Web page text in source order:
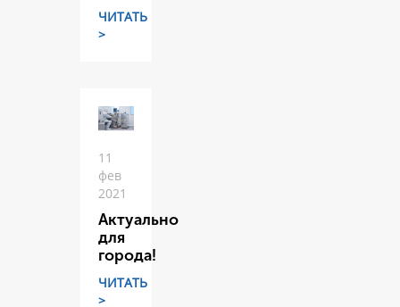
ЧИТАТЬ
>
11
фев
2021
Актуально
для
города!
ЧИТАТЬ
>